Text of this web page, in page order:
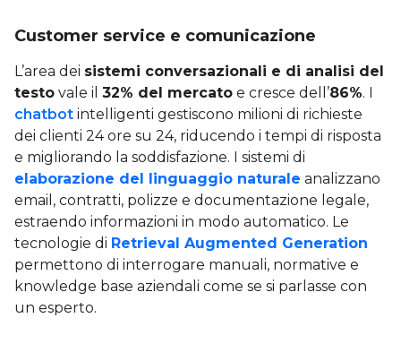
Customer service e comunicazione
L’area dei sistemi conversazionali e di analisi del
testo vale il 32% del mercato e cresce dell’86%. I
chatbot intelligenti gestiscono milioni di richieste
dei clienti 24 ore su 24, riducendo i tempi di risposta
e migliorando la soddisfazione. I sistemi di
elaborazione del linguaggio naturale analizzano
email, contratti, polizze e documentazione legale,
estraendo informazioni in modo automatico. Le
tecnologie di Retrieval Augmented Generation
permettono di interrogare manuali, normative e
knowledge base aziendali come se si parlasse con
un esperto.